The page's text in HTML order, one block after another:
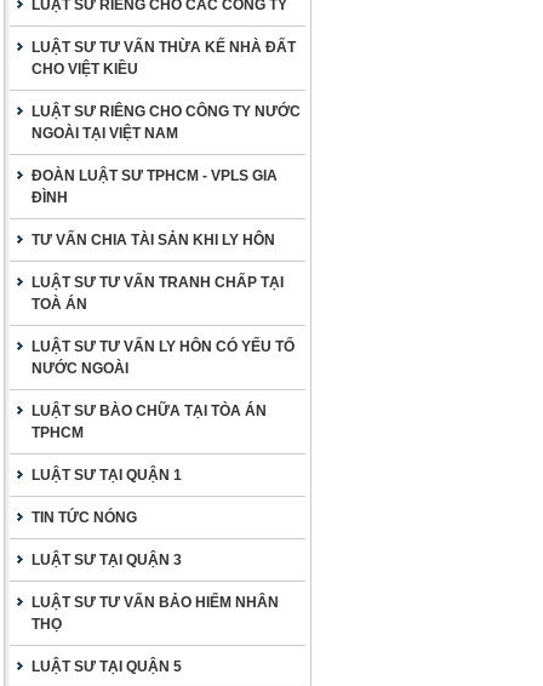
LUẬT SƯ RIÊNG CHO CÁC CÔNG TY
LUẬT SƯ TƯ VẤN THỪA KẾ NHÀ ĐẤT
CHO VIỆT KIỀU
LUẬT SƯ RIÊNG CHO CÔNG TY NƯỚC
NGOÀI TẠI VIỆT NAM
ĐOÀN LUẬT SƯ TPHCM - VPLS GIA
ĐÌNH
TƯ VẤN CHIA TÀI SẢN KHI LY HÔN
LUẬT SƯ TƯ VẤN TRANH CHẤP TẠI
TOÀ ÁN
LUẬT SƯ TƯ VẤN LY HÔN CÓ YẾU TỐ
NƯỚC NGOÀI
LUẬT SƯ BÀO CHỮA TẠI TÒA ÁN
TPHCM
LUẬT SƯ TẠI QUẬN 1
TIN TỨC NÓNG
LUẬT SƯ TẠI QUẬN 3
LUẬT SƯ TƯ VẤN BẢO HIỂM NHÂN
THỌ
LUẬT SƯ TẠI QUẬN 5